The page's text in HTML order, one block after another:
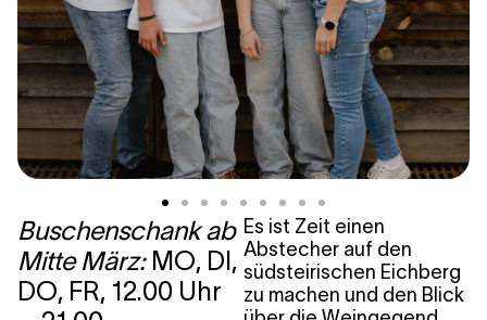
Buschenschank ab
Mitte März: MO, DI,
DO, FR, 12.00 Uhr
Es ist Zeit einen
Abstecher auf den
südsteirischen Eichberg
zu machen und den Blick